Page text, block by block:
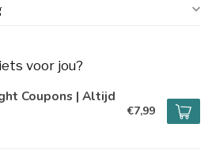
voor jou?
Coupons | Altijd
€7,99